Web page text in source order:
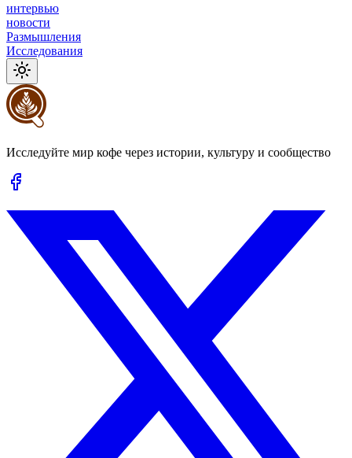
интервью
новости
Размышления
Исследования
Исследуйте мир кофе через истории, культуру и сообщество